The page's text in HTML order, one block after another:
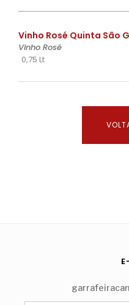
Vinho Rosé Quinta São
Vinho Rosé
0,75 Lt